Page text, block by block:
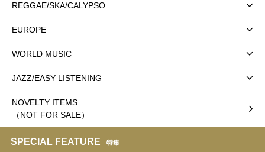
REGGAE/SKA/CALYPSO
EUROPE
WORLD MUSIC
JAZZ/EASY LISTENING
NOVELTY ITEMS
（NOT FOR SALE）
SPECIAL FEATURE 特集